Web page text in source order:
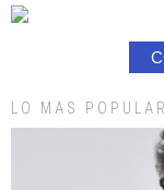
LO MAS POPULAR